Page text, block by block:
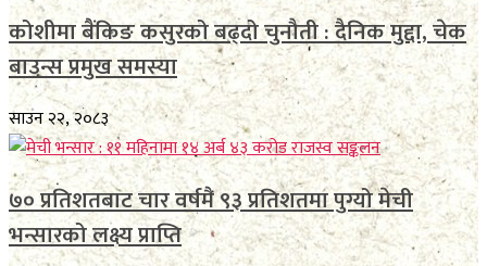
कोशीमा बैंकिङ कसुरको बढ्दो चुनौती : दैनिक मुद्दा, चेक
बाउन्स प्रमुख समस्या
साउन २२, २०८३
७० प्रतिशतबाट चार वर्षमै ९३ प्रतिशतमा पुग्यो मेची
भन्सारको लक्ष्य प्राप्ति